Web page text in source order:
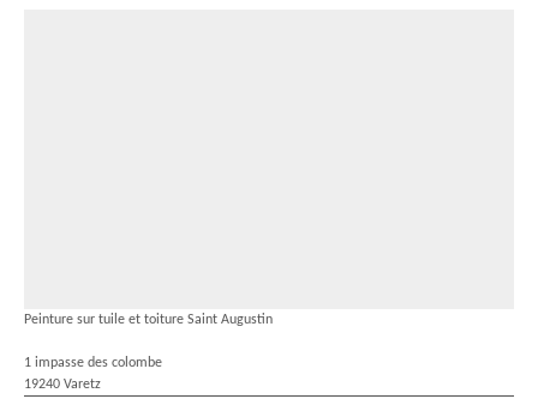
Peinture sur tuile et toiture Saint Augustin
1 impasse des colombe
19240 Varetz